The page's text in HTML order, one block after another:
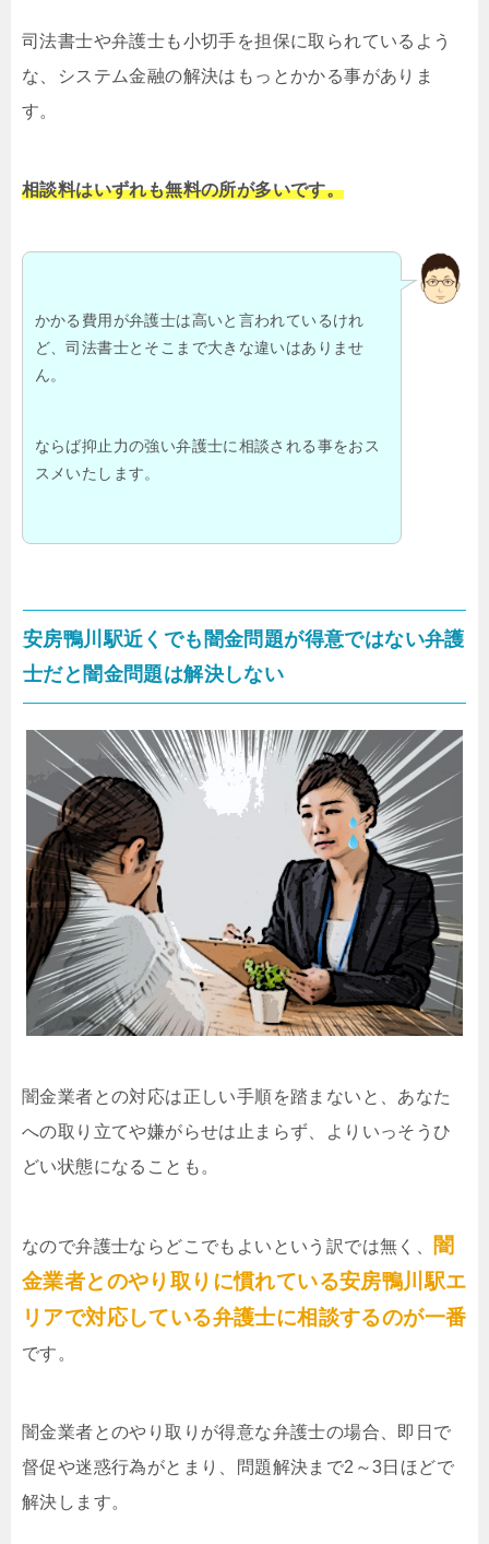
司法書士や弁護士も小切手を担保に取られているよう
な、システム金融の解決はもっとかかる事がありま
す。
相談料はいずれも無料の所が多いです。
かかる費用が弁護士は高いと言われているけれ
ど、司法書士とそこまで大きな違いはありませ
ん。
ならば抑止力の強い弁護士に相談される事をおス
スメいたします。
安房鴨川駅近くでも闇金問題が得意ではない弁護
士だと闇金問題は解決しない
闇金業者との対応は正しい手順を踏まないと、あなた
への取り立てや嫌がらせは止まらず、よりいっそうひ
どい状態になることも。
なので弁護士ならどこでもよいという訳では無く、
闇
金業者とのやり取りに慣れている安房鴨川駅エ
リアで対応している弁護士に相談するのが一番
です。
闇金業者とのやり取りが得意な弁護士の場合、即日で
督促や迷惑行為がとまり、問題解決まで2～3日ほどで
解決します。